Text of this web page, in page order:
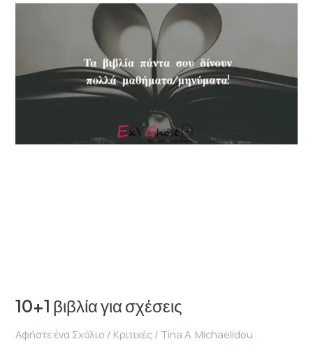
10+1 βιβλία για σχέσεις
Αφήστε ένα Σχόλιο / Κριτικές / Tina A. Michaelidou